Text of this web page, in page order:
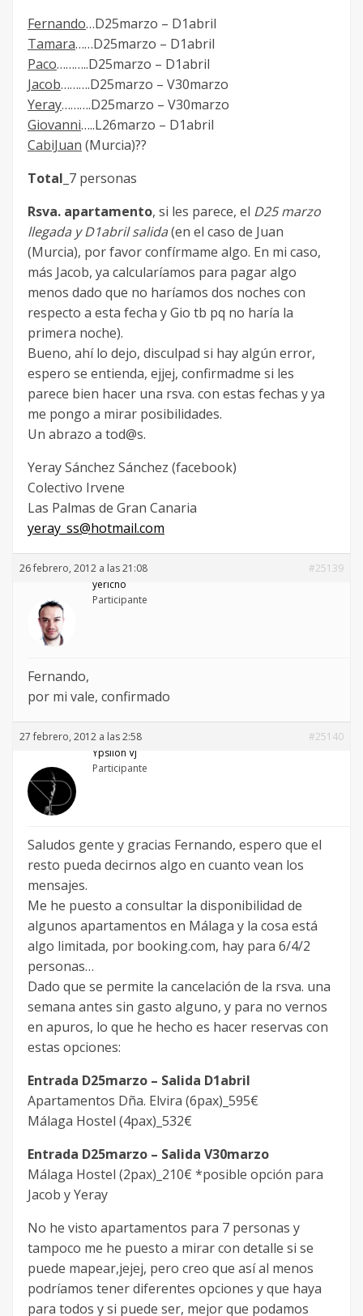
Fernando…D25marzo – D1abril
Tamara……D25marzo – D1abril
Paco………..D25marzo – D1abril
Jacob……….D25marzo – V30marzo
Yeray……….D25marzo – V30marzo
Giovanni…..L26marzo – D1abril
CabiJuan (Murcia)??
Total _7 personas
Rsva. apartamento, si les parece, el D25 marzo
llegada y D1abril salida(en el caso de Juan
(Murcia), por favor confírmame algo. En mi caso,
más Jacob, ya calcularíamos para pagar algo
menos dado que no haríamos dos noches con
respecto a esta fecha y Gio tb pq no haría la
primera noche).
Bueno, ahí lo dejo, disculpad si hay algún error,
espero se entienda, ejjej, confirmadme si les
parece bien hacer una rsva. con estas fechas y ya
me pongo a mirar posibilidades.
Un abrazo a tod@s.
Yeray Sánchez Sánchez (facebook)
Colectivo Irvene
Las Palmas de Gran Canaria
yeray_ss@hotmail.com
26 febrero, 2012 a las 21:08
#25139
yericho
Participante
Fernando,
por mi vale, confirmado
27 febrero, 2012 a las 2:58
#25140
Ypsilon Vj
Participante
Saludos gente y gracias Fernando, espero que el
resto pueda decirnos algo en cuanto vean los
mensajes.
Me he puesto a consultar la disponibilidad de
algunos apartamentos en Málaga y la cosa está
algo limitada, por booking.com, hay para 6/4/2
personas…
Dado que se permite la cancelación de la rsva. una
semana antes sin gasto alguno, y para no vernos
en apuros, lo que he hecho es hacer reservas con
estas opciones:
Entrada D25marzo – Salida D1abril
Apartamentos Dña. Elvira (6pax)_595€
Málaga Hostel (4pax)_532€
Entrada D25marzo – Salida V30marzo
Málaga Hostel (2pax)_210€ *posible opción para
Jacob y Yeray
No he visto apartamentos para 7 personas y
tampoco me he puesto a mirar con detalle si se
puede mapear,jejej, pero creo que así al menos
podríamos tener diferentes opciones y que haya
para todos y si puede ser, mejor que podamos